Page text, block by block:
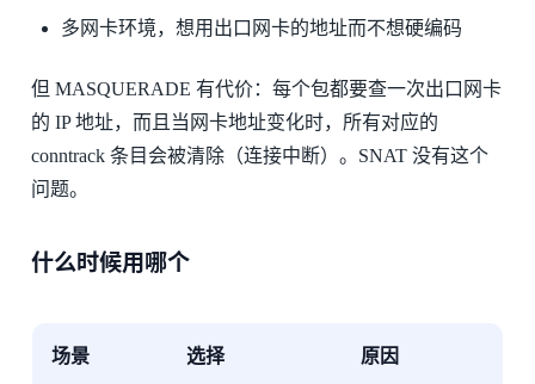
多网卡环境，想用出口网卡的地址而不想硬编码
但 MASQUERADE 有代价：每个包都要查一次出口网卡
的 IP 地址，而且当网卡地址变化时，所有对应的
conntrack 条目会被清除（连接中断）。SNAT 没有这个
问题。
什么时候用哪个
场景 选择 原因